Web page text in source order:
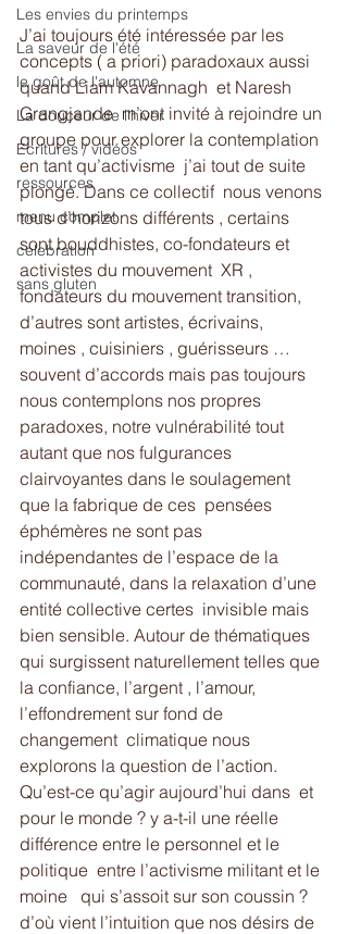
Les envies du printemps
La saveur de l'été
le goût de l'automne
La douceur de l'hiver
Ecritures / vidéos
ressources
menu complet
celebration
sans gluten
J’ai toujours été intéressée par les
concepts ( a priori) paradoxaux aussi
quand Liam Kavannagh  et Naresh
Grangjande  m’ont invité à rejoindre un
groupe pour explorer la contemplation
en tant qu’activisme  j’ai tout de suite
plongé. Dans ce collectif  nous venons
tous d’horizons différents , certains
sont bouddhistes, co-fondateurs et
activistes du mouvement  XR ,
fondateurs du mouvement transition,
d’autres sont artistes, écrivains,
moines , cuisiniers , guérisseurs …
souvent d’accords mais pas toujours
nous contemplons nos propres
paradoxes, notre vulnérabilité tout
autant que nos fulgurances
clairvoyantes dans le soulagement
que la fabrique de ces  pensées
éphémères ne sont pas
indépendantes de l’espace de la
communauté, dans la relaxation d’une
entité collective certes  invisible mais
bien sensible. Autour de thématiques
qui surgissent naturellement telles que
la confiance, l’argent , l’amour,
l’effondrement sur fond de
changement  climatique nous
explorons la question de l’action.
Qu’est-ce qu’agir aujourd’hui dans  et
pour le monde ? y a-t-il une réelle
différence entre le personnel et le
politique  entre l’activisme militant et le
moine   qui s’assoit sur son coussin ?
d’où vient l’intuition que nos désirs de